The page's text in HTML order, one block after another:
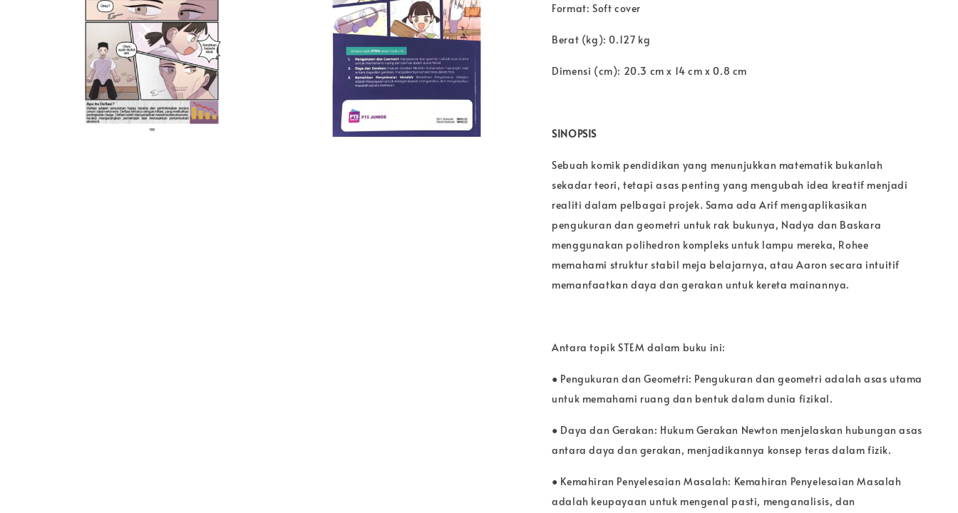
Format: Soft cover
Berat (kg): 0.127 kg
Dimensi (cm): 20.3 cm x 14 cm x 0.8 cm
SINOPSIS
Sebuah komik pendidikan yang menunjukkan matematik bukanlah
sekadar teori, tetapi asas penting yang mengubah idea kreatif menjadi
realiti dalam pelbagai projek. Sama ada Arif mengaplikasikan
pengukuran dan geometri untuk rak bukunya, Nadya dan Baskara
menggunakan polihedron kompleks untuk lampu mereka, Rohee
memahami struktur stabil meja belajarnya, atau Aaron secara intuitif
memanfaatkan daya dan gerakan untuk kereta mainannya.
Antara topik STEM dalam buku ini:
● Pengukuran dan Geometri: Pengukuran dan geometri adalah asas utama
untuk memahami ruang dan bentuk dalam dunia fizikal.
● Daya dan Gerakan: Hukum Gerakan Newton menjelaskan hubungan asas
antara daya dan gerakan, menjadikannya konsep teras dalam fizik.
● Kemahiran Penyelesaian Masalah: Kemahiran Penyelesaian Masalah
adalah keupayaan untuk mengenal pasti, menganalisis, dan